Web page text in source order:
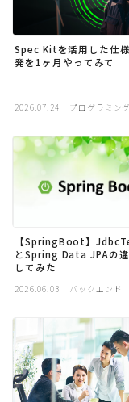
ビジネス
リモートワーク
社内制度
採用
公式ページ
Spec Kitを活用した仕
発を1ヶ月やってみて
2026.07.24 プログラミング
【SpringBoot】
とSpring Data JPAの
してみた
2026.06.03 バックエンド